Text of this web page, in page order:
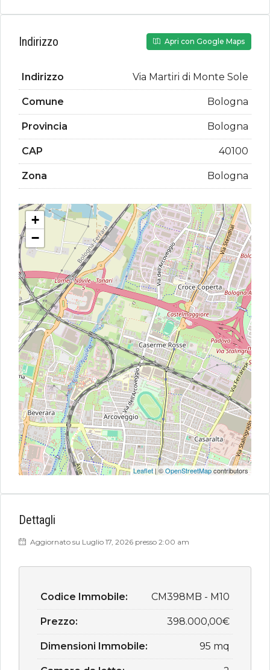
Indirizzo Apri con Google Maps
Indirizzo Via Martiri di Monte Sole
Comune Bologna
Provincia Bologna
CAP 40100
Zona Bologna
+
−
Leaflet| ©OpenStreetMapcontributors
Dettagli
Aggiornato su Luglio 17, 2026 presso 2:00 am
Codice Immobile: CM398MB - M10
Prezzo: 398.000,00€
Dimensioni Immobile: 95 mq